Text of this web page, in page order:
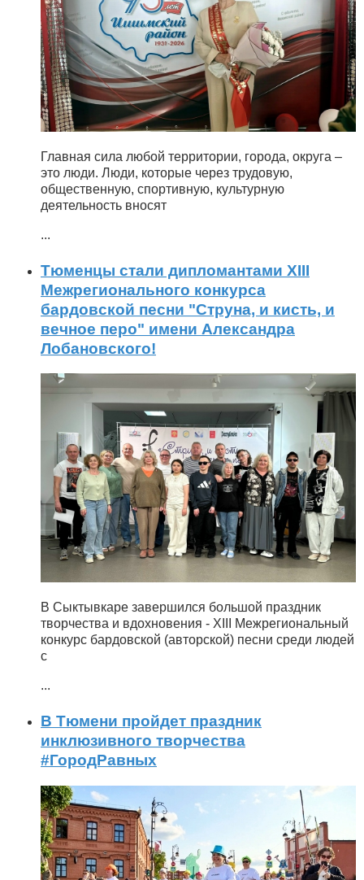
Главная сила любой территории, города, округа –
это люди. Люди, которые через трудовую,
общественную, спортивную, культурную
деятельность вносят
...
Тюменцы стали дипломантами XIII
Межрегионального конкурса
бардовской песни "Струна, и кисть, и
вечное перо" имени Александра
Лобановского!
В Сыктывкаре завершился большой праздник
творчества и вдохновения - XIII Межрегиональный
конкурс бардовской (авторской) песни среди людей
с
...
В Тюмени пройдет праздник
инклюзивного творчества
#ГородРавных